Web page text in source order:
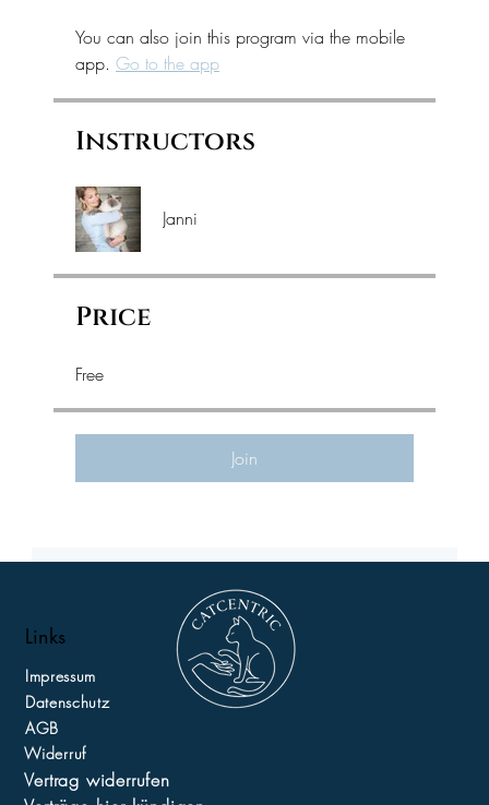
You can also join this program via the mobile
app. Go to the app
Instructors
Janni
Price
Free
Join
Links
Impressum
Datenschutz
AGB
Widerruf
Vertrag widerrufen